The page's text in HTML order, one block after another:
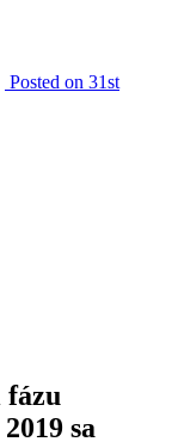
Posted on 31st
fázu
sa